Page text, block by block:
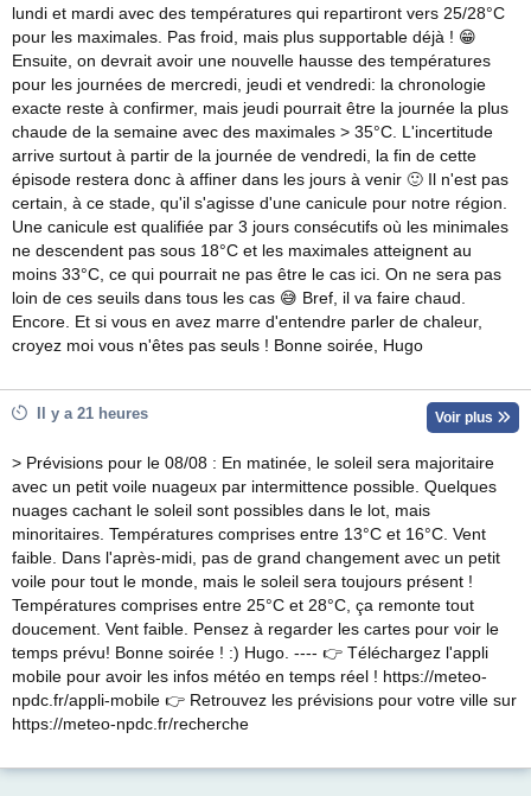
lundi et mardi avec des températures qui repartiront vers 25/28°C
pour les maximales. Pas froid, mais plus supportable déjà ! 😁
Ensuite, on devrait avoir une nouvelle hausse des températures
pour les journées de mercredi, jeudi et vendredi: la chronologie
exacte reste à confirmer, mais jeudi pourrait être la journée la plus
chaude de la semaine avec des maximales > 35°C. L'incertitude
arrive surtout à partir de la journée de vendredi, la fin de cette
épisode restera donc à affiner dans les jours à venir 🙂 Il n'est pas
certain, à ce stade, qu'il s'agisse d'une canicule pour notre région.
Une canicule est qualifiée par 3 jours consécutifs où les minimales
ne descendent pas sous 18°C et les maximales atteignent au
moins 33°C, ce qui pourrait ne pas être le cas ici. On ne sera pas
loin de ces seuils dans tous les cas 😅 Bref, il va faire chaud.
Encore. Et si vous en avez marre d'entendre parler de chaleur,
croyez moi vous n'êtes pas seuls ! Bonne soirée, Hugo
Il y a 21 heures Voir plus
> Prévisions pour le 08/08 : En matinée, le soleil sera majoritaire
avec un petit voile nuageux par intermittence possible. Quelques
nuages cachant le soleil sont possibles dans le lot, mais
minoritaires. Températures comprises entre 13°C et 16°C. Vent
faible. Dans l'après-midi, pas de grand changement avec un petit
voile pour tout le monde, mais le soleil sera toujours présent !
Températures comprises entre 25°C et 28°C, ça remonte tout
doucement. Vent faible. Pensez à regarder les cartes pour voir le
temps prévu! Bonne soirée ! :) Hugo. ---- 👉 Téléchargez l'appli
mobile pour avoir les infos météo en temps réel ! https://meteo-
npdc.fr/appli-mobile 👉 Retrouvez les prévisions pour votre ville sur
https://meteo-npdc.fr/recherche